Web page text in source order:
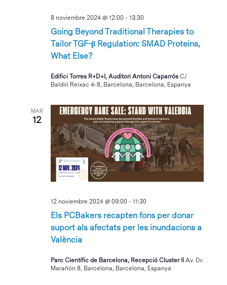
Going Beyond Traditional Therapies to
Tailor TGF-β Regulation: SMAD Proteins,
What Else?
8 noviembre 2024 @ 12:00 -13:30
Edifici Torres R+D+I, Auditori Antoni CaparrósC/
Baldiri Reixac 4-8, Barcelona, Barcelona, Espanya
MAR
12
Els PCBakers recapten fons per donar
suport als afectats per les inundacions a
València
12 noviembre 2024 @ 09:00 -11:30
Parc Científic de Barcelona, Recepció Cluster II Av. Dr.
Marañón 8, Barcelona, Barcelona, Espanya